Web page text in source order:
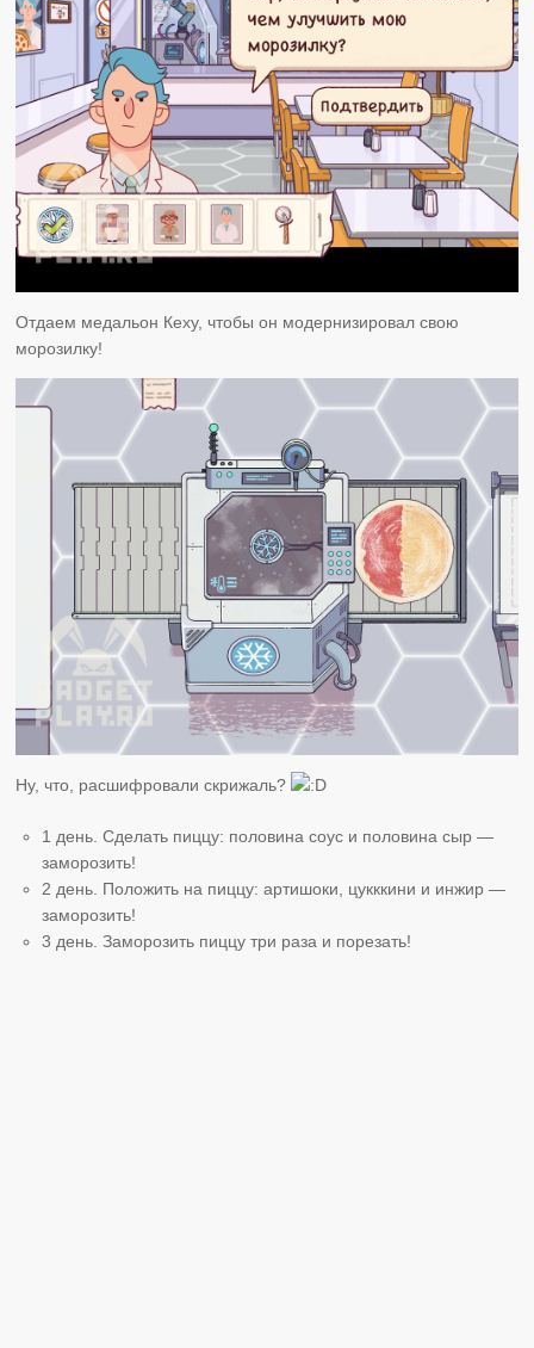
Отдаем медальон Кеху, чтобы он модернизировал свою
морозилку!
Ну, что, расшифровали скрижаль?
1 день. Сделать пиццу: половина соус и половина сыр —
заморозить!
2 день. Положить на пиццу: артишоки, цукккини и инжир —
заморозить!
3 день. Заморозить пиццу три раза и порезать!